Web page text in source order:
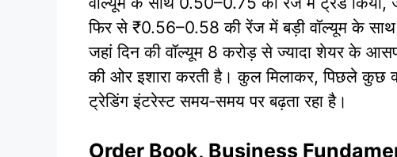
फिर से ₹0.56–0.58 की रेंज में बड़ी वॉल्यूम के
जहां दिन की वॉल्यूम 8 करोड़ से ज्यादा शेयर के
की ओर इशारा करती है। कुल मिलाकर, पिछले कुछ
ट्रेडिंग इंटरेस्ट समय‑समय पर बढ़ता रहा है।
Order Book, Business